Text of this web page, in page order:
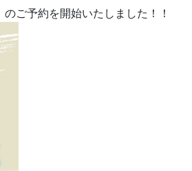
のご予約を開始いたしました！！